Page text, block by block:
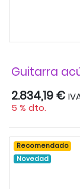
Guitarra
2.834,19 €
5 % dto.
Recomendado
Novedad